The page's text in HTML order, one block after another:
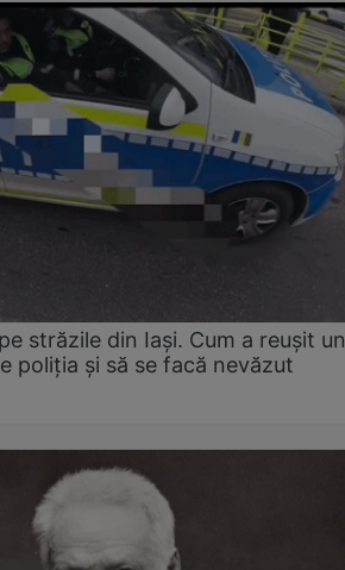
străzile din Iași. Cum a reușit un
poliția și să se facă nevăzut